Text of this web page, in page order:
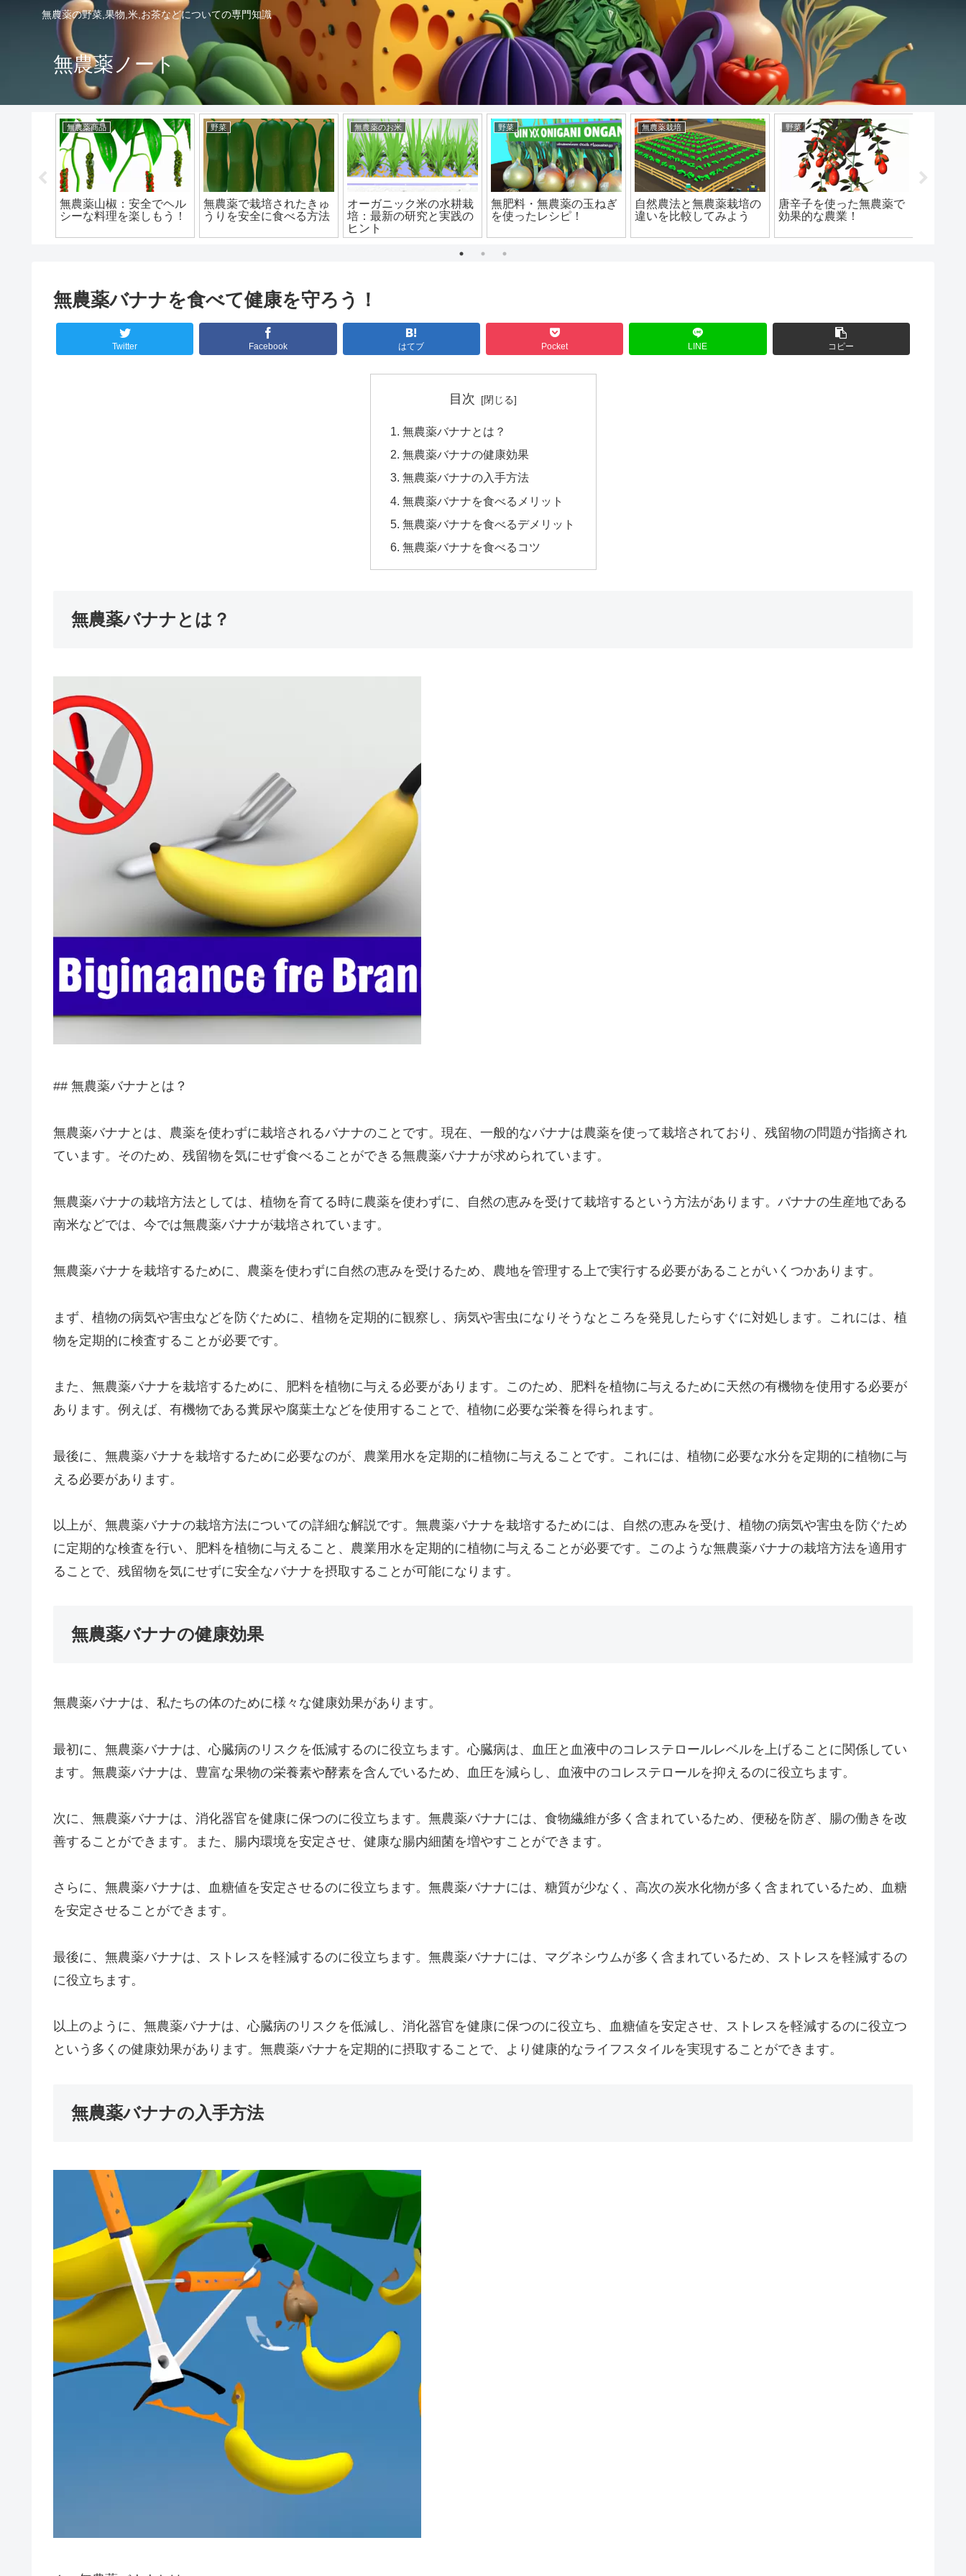
無農薬の野菜,果物,米,お茶などについての専門知識
無農薬ノート
無農薬商品
無農薬山椒：安全でヘル
シーな料理を楽しもう！
野菜
無農薬で栽培されたきゅ
うりを安全に食べる方法
無農薬のお米
オーガニック米の水耕栽
培：最新の研究と実践の
ヒント
野菜
無肥料・無農薬の玉ねぎ
を使ったレシピ！
無農薬栽培
自然農法と無農薬栽培の
違いを比較してみよう
野菜
唐辛子を使った無農薬で
効果的な農業！
無農薬バナナを食べて健康を守ろう！
Twitter Facebook はてブ Pocket LINE コピー
目次
無農薬バナナとは？
無農薬バナナの健康効果
無農薬バナナの入手方法
無農薬バナナを食べるメリット
無農薬バナナを食べるデメリット
無農薬バナナを食べるコツ
無農薬バナナとは？
## 無農薬バナナとは？
無農薬バナナとは、農薬を使わずに栽培されるバナナのことです。現在、一般的なバナナは農薬を使って栽培されており、残留物の問題が指摘され
ています。そのため、残留物を気にせず食べることができる無農薬バナナが求められています。
無農薬バナナの栽培方法としては、植物を育てる時に農薬を使わずに、自然の恵みを受けて栽培するという方法があります。バナナの生産地である
南米などでは、今では無農薬バナナが栽培されています。
無農薬バナナを栽培するために、農薬を使わずに自然の恵みを受けるため、農地を管理する上で実行する必要があることがいくつかあります。
まず、植物の病気や害虫などを防ぐために、植物を定期的に観察し、病気や害虫になりそうなところを発見したらすぐに対処します。これには、植
物を定期的に検査することが必要です。
また、無農薬バナナを栽培するために、肥料を植物に与える必要があります。このため、肥料を植物に与えるために天然の有機物を使用する必要が
あります。例えば、有機物である糞尿や腐葉土などを使用することで、植物に必要な栄養を得られます。
最後に、無農薬バナナを栽培するために必要なのが、農業用水を定期的に植物に与えることです。これには、植物に必要な水分を定期的に植物に与
える必要があります。
以上が、無農薬バナナの栽培方法についての詳細な解説です。無農薬バナナを栽培するためには、自然の恵みを受け、植物の病気や害虫を防ぐため
に定期的な検査を行い、肥料を植物に与えること、農業用水を定期的に植物に与えることが必要です。このような無農薬バナナの栽培方法を適用す
ることで、残留物を気にせずに安全なバナナを摂取することが可能になります。
無農薬バナナの健康効果
無農薬バナナは、私たちの体のために様々な健康効果があります。
最初に、無農薬バナナは、心臓病のリスクを低減するのに役立ちます。心臓病は、血圧と血液中のコレステロールレベルを上げることに関係してい
ます。無農薬バナナは、豊富な果物の栄養素や酵素を含んでいるため、血圧を減らし、血液中のコレステロールを抑えるのに役立ちます。
次に、無農薬バナナは、消化器官を健康に保つのに役立ちます。無農薬バナナには、食物繊維が多く含まれているため、便秘を防ぎ、腸の働きを改
善することができます。また、腸内環境を安定させ、健康な腸内細菌を増やすことができます。
さらに、無農薬バナナは、血糖値を安定させるのに役立ちます。無農薬バナナには、糖質が少なく、高次の炭水化物が多く含まれているため、血糖
を安定させることができます。
最後に、無農薬バナナは、ストレスを軽減するのに役立ちます。無農薬バナナには、マグネシウムが多く含まれているため、ストレスを軽減するの
に役立ちます。
以上のように、無農薬バナナは、心臓病のリスクを低減し、消化器官を健康に保つのに役立ち、血糖値を安定させ、ストレスを軽減するのに役立つ
という多くの健康効果があります。無農薬バナナを定期的に摂取することで、より健康的なライフスタイルを実現することができます。
無農薬バナナの入手方法